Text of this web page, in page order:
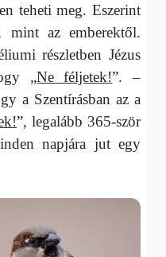
teheti meg. Eszerint
az emberektől.
részletben Jézus
„Ne féljetek!”. –
a Szentírásban az a
”, legalább 365-ször
napjára jut egy